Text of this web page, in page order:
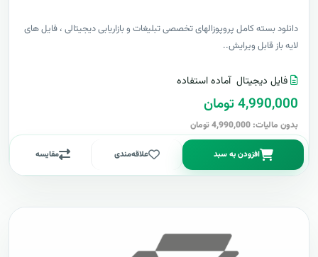
دانلود بسته کامل پروپوزالهای تخصصی تبلیغات و بازاریابی دیجیتالی ، فایل های
لایه باز قابل ویرایش..
فایل دیجیتال آماده استفاده
4,990,000 تومان
بدون مالیات: 4,990,000 تومان
افزودن به سبد علاقه‌مندی مقایسه